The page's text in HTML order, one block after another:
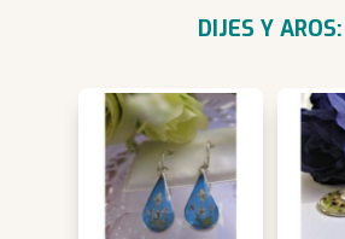
DIJES Y AROS: